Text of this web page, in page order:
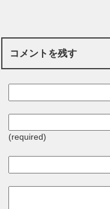
コメントを残す
(required)